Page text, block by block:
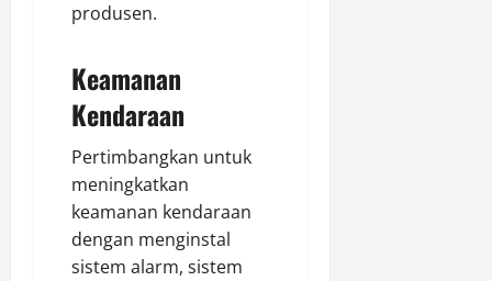
produsen.
Keamanan
Kendaraan
Pertimbangkan untuk
meningkatkan
keamanan kendaraan
dengan menginstal
sistem alarm, sistem